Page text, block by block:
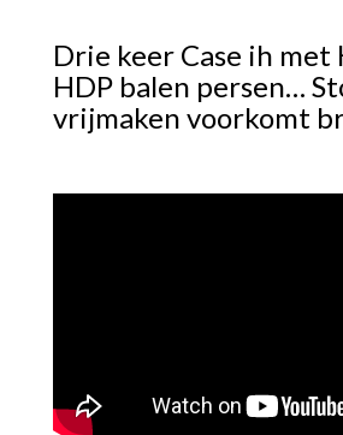
Drie keer Case ih met
HDP balen persen…
vrijmaken voorkomt